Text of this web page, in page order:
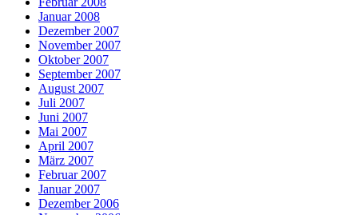
Januar 2008
Dezember 2007
November 2007
Oktober 2007
September 2007
August 2007
Juli 2007
Juni 2007
Mai 2007
April 2007
März 2007
Februar 2007
Januar 2007
Dezember 2006